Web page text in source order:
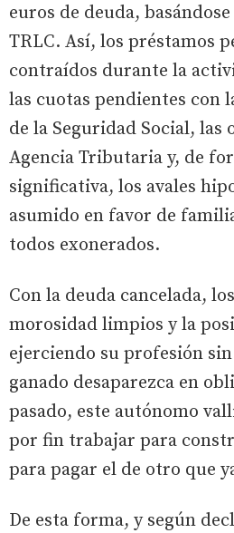
euros de deuda,
TRLC. Así, los préstamos
contraídos durante la
las cuotas pendientes con
de la Seguridad Social, las
Agencia Tributaria y, de
significativa, los avales
asumido en favor de
todos exonerados.
Con la deuda cancelada,
morosidad limpios y la
ejerciendo su profesión
ganado desaparezca en
pasado, este autónomo
por fin trabajar para
para pagar el de otro que
De esta forma, y según